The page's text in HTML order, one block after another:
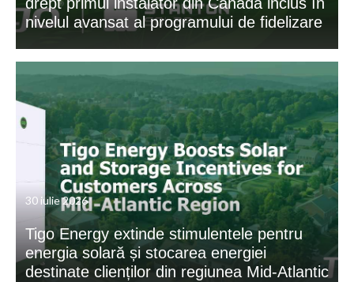
drept primul instalator din Canada inclus în
nivelul avansat al programului de fidelizare
30 iulie 2026
Tigo Energy extinde stimulentele pentru
energia solară și stocarea energiei
destinate clienților din regiunea Mid-Atlantic